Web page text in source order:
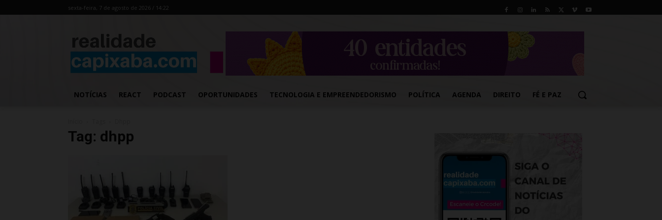
sexta-feira, 7 de agosto de 2026 / 14:22
NOTÍCIAS REACT PODCAST OPORTUNIDADES TECNOLOGIA E EMPREENDEDORISMO POLÍTICA AGENDA DIREITO FÉ E PAZ
Tag: dhpp